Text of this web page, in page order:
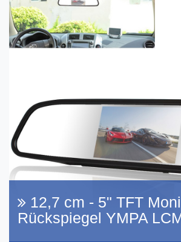
12,7 cm - 5" TFT
Rückspiegel YMPA